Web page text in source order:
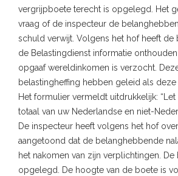
vergrijpboete terecht is opgelegd. Het
vraag of de inspecteur de
schuld verwijt. Volgens het hof heeft de
de Belastingdienst informatie
opgaaf wereldinkomen is verzocht.
belastingheffing hebben geleid als deze
Het formulier vermeldt uitdrukkelijk:
totaal van uw Nederlandse en niet-
De inspecteur heeft volgens het hof
aangetoond dat de belanghebbende
het nakomen van zijn verplichtingen.
opgelegd. De hoogte van de boete is